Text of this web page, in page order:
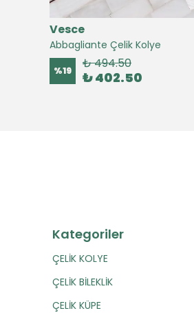
Vesce
Abbagliante Çelik Kolye
%19 ₺ 494.50
₺ 402.50
Kategoriler
ÇELİK KOLYE
ÇELİK BİLEKLİK
ÇELİK KÜPE